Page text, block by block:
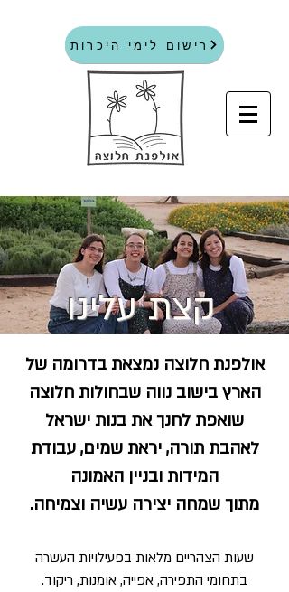
רישום לימי היכרות
קצת עלינו
אולפנת חלוצה נמצאת בדרומה של
הארץ בישוב נווה שבחולות חלוצה
שואפת לחנך את בנות ישראל
לאהבת תורה, יראת שמים, עבודת
המידות ובניין האמונה
מתוך שמחה יצירה עשיה וצמיחה.
שעות הצהריים מלאות בפעילויות העשרה
בתחומי התפירה, אפייה, אומנות, ריקוד.